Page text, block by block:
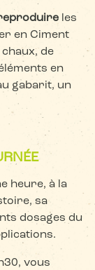
les
en Ciment
de
en
gabarit, un
heure, à la
sa
dosages du
vous